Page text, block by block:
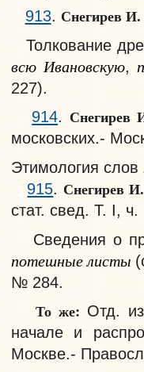
913. Снегирев И.
Толкование
всю Ивановскую,
227).
914.
московских.-
Этимология слов
915. Снегирев
стат. свед. Т. I,
Сведения о
потешные листы
№ 284.
То же: Отд.
начале и
Москве.-